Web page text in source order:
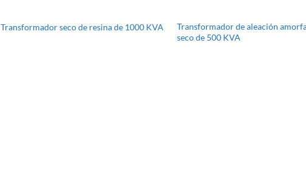
Transformador seco de resina de 1000 KVA
Transformador de aleación
seco de 500 KVA